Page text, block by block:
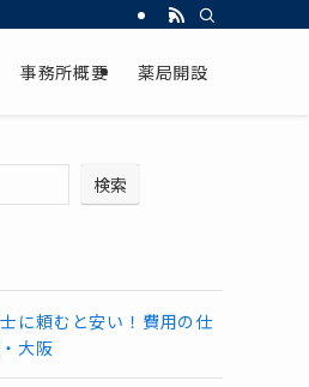
事務所概要 薬局開設
検索
に頼むと安い！費用の仕
大阪